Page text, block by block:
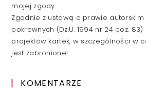
mojej zgody.
Zgodnie z ustawą o prawie
pokrewnych (Dz.U. 1994 nr 24 poz.
projektów kartek, w szczególności w
jest zabronione!
KOMENTARZE